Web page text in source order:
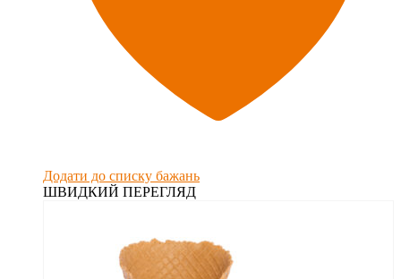
Додати до списку бажань
ШВИДКИЙ ПЕРЕГЛЯД